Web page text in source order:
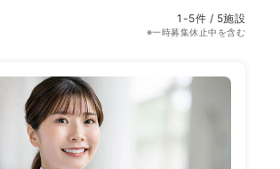
1-5件 / 5施設
※一時募集休止中を含む